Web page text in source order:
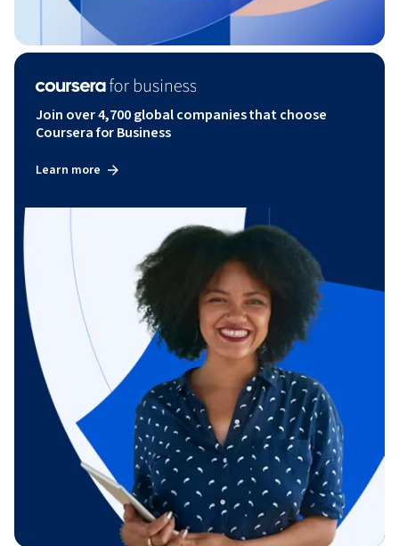
Join over 4,700 global companies that choose
Coursera for Business
Learn more